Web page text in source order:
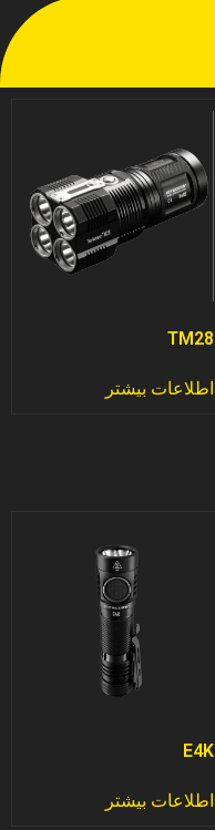
TM28
اطلاعات بیشتر
E4K
اطلاعات بیشتر